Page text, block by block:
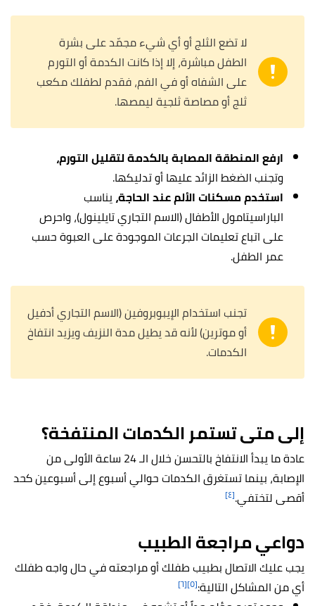
لا تضع الثلج أو أي شيء مجمّد على بشرة
الطفل مباشرة، إلا إذا كانت الكدمة أو التورم
على الشفاه أو في الفم، فقدم لطفلك مكعب
ثلج أو مصاصة ثلجية ليمصها.
ارفع المنطقة المصابة بالكدمة لتقليل التورم،
وتجنب الضغط الزائد عليها أو تدليكها.
استخدم مسكنات الألم عند الحاجة،يناسب
الباراسيتامول الأطفال (الاسم التجاري تايلينول)، واحرص
على اتباع تعليمات الجرعات الموجودة على العبوة حسب
عمر الطفل.
تجنب استخدام الإيبوبروفين (الاسم التجاري أدفيل
أو موترين) لأنه قد يطيل مدة النزيف ويزيد انتفاخ
الكدمات.
إلى متى تستمر الكدمات المنتفخة؟
عادة ما يبدأ الانتفاخ بالتحسن خلال الـ 24 ساعة الأولى من
الإصابة، بينما تستغرق الكدمات حوالي أسبوع إلى أسبوعين كحد
أقصى لتختفي.[٤]
دواعي مراجعة الطبيب
يجب عليك الاتصال بطبيب طفلك أو مراجعته في حال واجه طفلك
أي من المشاكل التالية:[٥] [٦]